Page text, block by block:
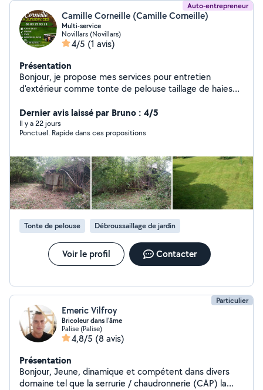
Auto-entrepreneur
Camille Corneille (Camille Corneille)
Multi-service
Novillars (Novillars)
4/5 (1 avis)
Présentation
Bonjour, je propose mes services pour entretien
d'extérieur comme tonte de pelouse taillage de haies
extérieur pose de papier peint hésiter pas à me
contacter pour un devis cordialement
Dernier avis laissé par Bruno : 4/5
Il y a 22 jours
Ponctuel. Rapide dans ces propositions
Tonte de pelouse Débroussaillage de jardin
Voir le profil Contacter
Particulier
Emeric Vilfroy
Bricoleur dans l'âme
Palise (Palise)
4,8/5 (8 avis)
Présentation
Bonjour, Jeune, dinamique et compétent dans divers
domaine tel que la serrurie / chaudronnerie (CAP) la